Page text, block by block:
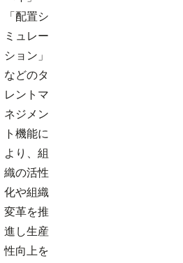
「配置シ
ミュレー
ション」
などのタ
レントマ
ネジメン
ト機能に
より、組
織の活性
化や組織
変革を推
進し生産
性向上を